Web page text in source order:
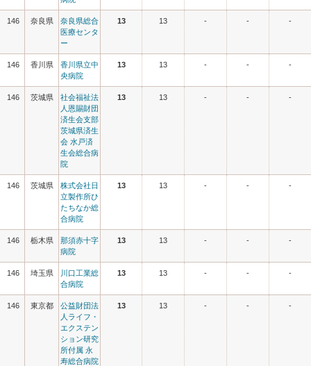
146 奈良県
奈良県総合
医療センタ
ー
13 13 - - -
146 香川県
香川県立中
央病院
13 13 - - -
146 茨城県
社会福祉法
人恩賜財団
済生会支部
茨城県済生
会 水戸済
生会総合病
院
13 13 - - -
146 茨城県
株式会社日
立製作所ひ
たちなか総
合病院
13 13 - - -
146 栃木県
那須赤十字
病院
13 13 - - -
146 埼玉県
川口工業総
合病院
13 13 - - -
146 東京都
公益財団法
人ライフ・
エクステン
ション研究
所付属 永
寿総合病院
13 13 - - -